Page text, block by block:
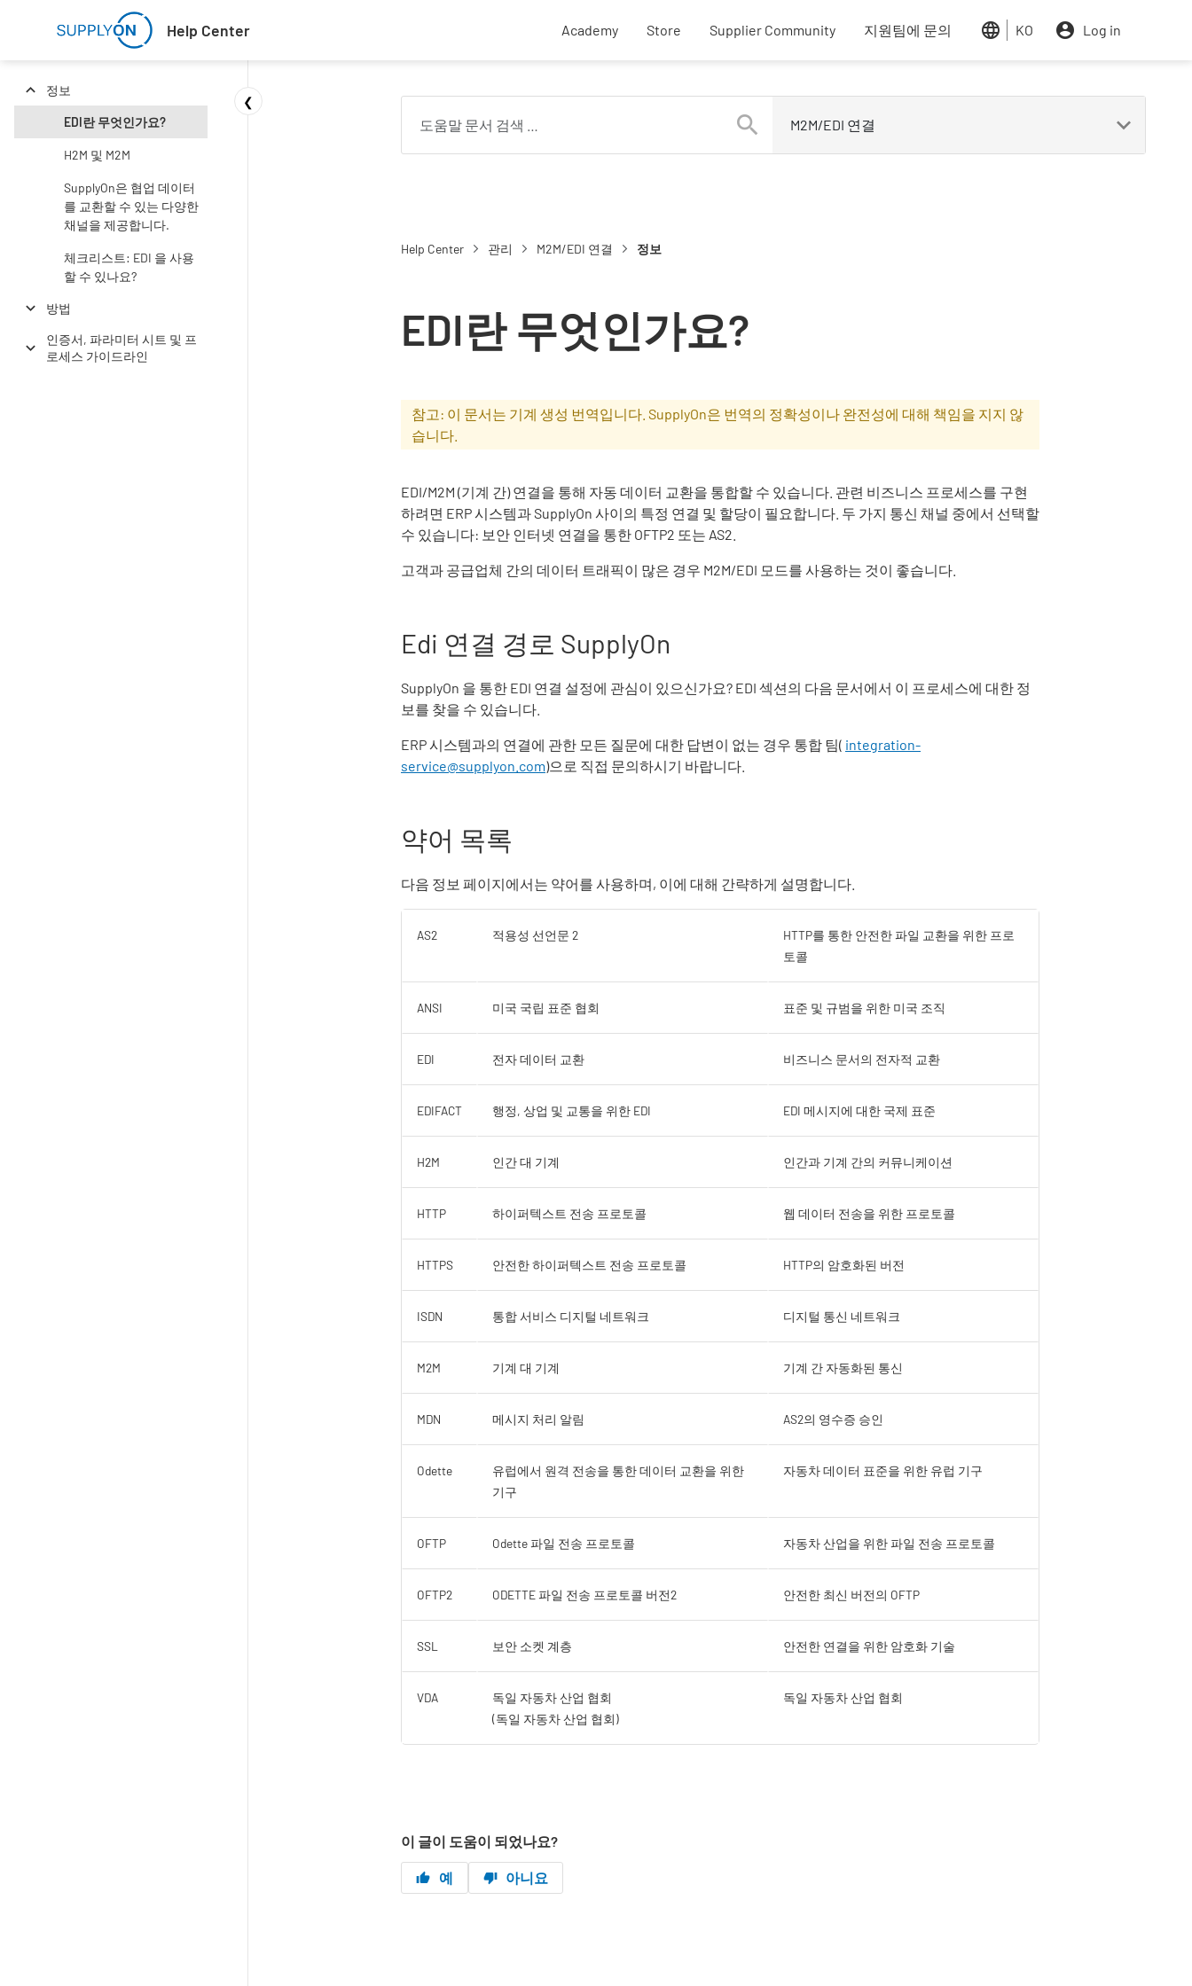
Skip to main content
Help Center External SupplyOn links
Academy Store Supplier Community 지원팀에 문의 KO Log in
정보
EDI란 무엇인가요?
H2M 및 M2M
SupplyOn은 협업 데이터
를 교환할 수 있는 다양한
채널을 제공합니다.
체크리스트: EDI 을 사용
할 수 있나요?
방법
인증서, 파라미터 시트 및 프
로세스 가이드라인
❮
Help Center 관리 M2M/EDI 연결 정보
EDI란 무엇인가요?
참고: 이 문서는 기계 생성 번역입니다. SupplyOn은 번역의 정확성이나 완전성에 대해 책임을 지지 않
습니다.
EDI/M2M (기계 간) 연결을 통해 자동 데이터 교환을 통합할 수 있습니다. 관련 비즈니스 프로세스를 구현
하려면 ERP 시스템과SupplyOn 사이의 특정 연결 및 할당이 필요합니다. 두 가지 통신 채널 중에서 선택할
수 있습니다: 보안 인터넷 연결을 통한 OFTP2 또는 AS2.
고객과 공급업체 간의 데이터 트래픽이 많은 경우 M2M/EDI 모드를 사용하는 것이 좋습니다.
Edi 연결 경로 SupplyOn
SupplyOn 을 통한 EDI 연결 설정에 관심이 있으신가요? EDI 섹션의 다음 문서에서 이 프로세스에 대한 정
보를 찾을 수 있습니다.
ERP 시스템과의 연결에 관한 모든 질문에 대한 답변이 없는 경우 통합 팀( integration-
service@supplyon.com)으로 직접 문의하시기 바랍니다.
약어 목록
다음 정보 페이지에서는 약어를 사용하며, 이에 대해 간략하게 설명합니다.
AS2 적용성 선언문 2
HTTP를 통한 안전한 파일 교환을 위한 프로
토콜
ANSI 미국 국립 표준 협회 표준 및 규범을 위한 미국 조직
EDI 전자 데이터 교환 비즈니스 문서의 전자적 교환
EDIFACT 행정, 상업 및 교통을 위한 EDI EDI 메시지에 대한 국제 표준
H2M 인간 대 기계 인간과 기계 간의 커뮤니케이션
HTTP 하이퍼텍스트 전송 프로토콜 웹 데이터 전송을 위한 프로토콜
HTTPS 안전한 하이퍼텍스트 전송 프로토콜 HTTP의 암호화된 버전
ISDN 통합 서비스 디지털 네트워크 디지털 통신 네트워크
M2M 기계 대 기계 기계 간 자동화된 통신
MDN 메시지 처리 알림 AS2의 영수증 승인
Odette
유럽에서 원격 전송을 통한 데이터 교환을 위한
기구
자동차 데이터 표준을 위한 유럽 기구
OFTP Odette 파일 전송 프로토콜 자동차 산업을 위한 파일 전송 프로토콜
OFTP2 ODETTE 파일 전송 프로토콜 버전2 안전한 최신 버전의 OFTP
SSL 보안 소켓 계층 안전한 연결을 위한 암호화 기술
VDA
독일 자동차 산업 협회
(독일 자동차 산업 협회)
독일 자동차 산업 협회
이 글이 도움이 되었나요?
예 아니요